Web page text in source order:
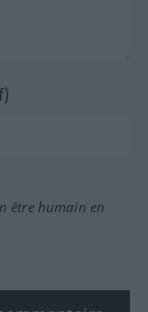
être humain en